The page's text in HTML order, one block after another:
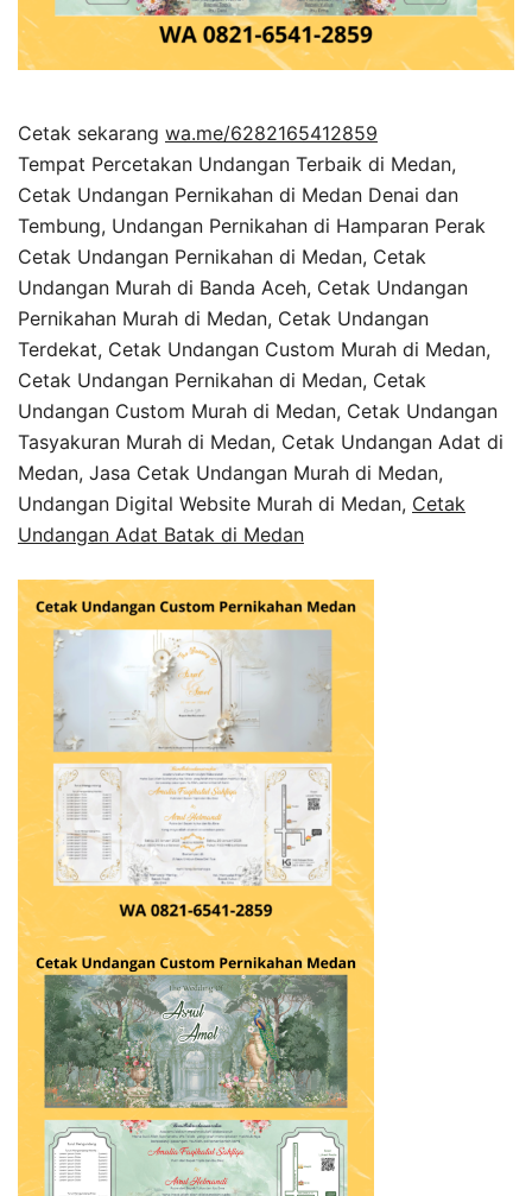
Cetak sekarang wa.me/6282165412859
Tempat Percetakan Undangan Terbaik di Medan,
Cetak Undangan Pernikahan di Medan Denai dan
Tembung, Undangan Pernikahan di Hamparan Perak
Cetak Undangan Pernikahan di Medan, Cetak
Undangan Murah di Banda Aceh, Cetak Undangan
Pernikahan Murah di Medan, Cetak Undangan
Terdekat, Cetak Undangan Custom Murah di Medan,
Cetak Undangan Pernikahan di Medan, Cetak
Undangan Custom Murah di Medan, Cetak Undangan
Tasyakuran Murah di Medan, Cetak Undangan Adat di
Medan, Jasa Cetak Undangan Murah di Medan,
Undangan Digital Website Murah di Medan, Cetak
Undangan Adat Batak di Medan